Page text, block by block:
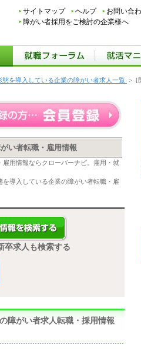
サイトマップ ヘルプ お問い合
障がい者採用をご検討の企業様へ
態を導入している企業の障がい者求人一覧 > [
い者転職・雇用情報
用情報ならクローバーナビ。雇用・就
導入している企業の障がい者転職・雇
卒求人も検索する
障がい者求人転職・採用情報